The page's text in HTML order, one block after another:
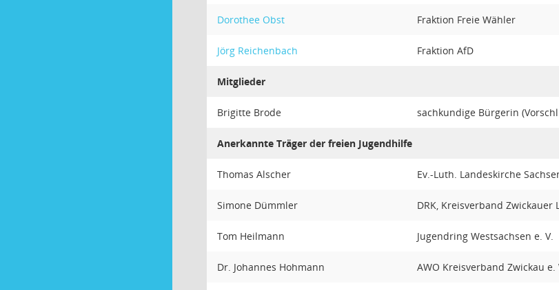
Dorothee Obst Fraktion Freie Wähler
Jörg Reichenbach Fraktion AfD
Mitglieder
Brigitte Brode sachkundige Bürgerin
Anerkannte Träger der freien Jugendhilfe
Thomas Alscher Ev.-Luth. Landeskirche
Simone Dümmler DRK, Kreisverband Zwickauer
Tom Heilmann Jugendring Westsachsen e. V.
Dr. Johannes Hohmann AWO Kreisverband Zwickau e.